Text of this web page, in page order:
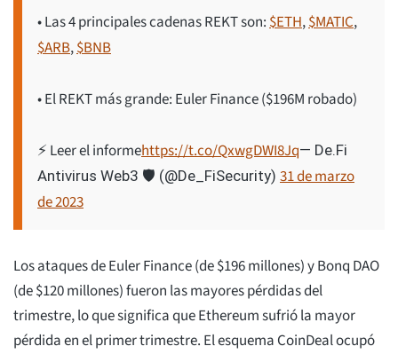
• Las 4 principales cadenas REKT son:$ETH,$MATIC,
$ARB,$BNB
• El REKT más grande: Euler Finance ($196M robado)
⚡️ Leer el informehttps://t.co/QxwgDWI8Jq— De.Fi
Antivirus Web3 🛡️ (@De_FiSecurity) 31 de marzo
de 2023
Los ataques de Euler Finance (de $196 millones) y Bonq DAO
(de $120 millones) fueron las mayores pérdidas del
trimestre, lo que significa que Ethereum sufrió la mayor
pérdida en el primer trimestre. El esquema CoinDeal ocupó